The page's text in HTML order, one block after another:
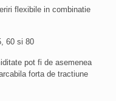
flexibile in combinatie
60 si 80
pot fi de asemenea
forta de tractiune